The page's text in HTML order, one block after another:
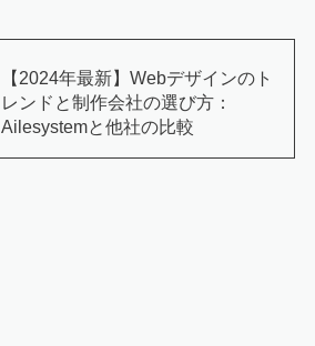
【2024年最新】Webデザインのト
レンドと制作会社の選び方：
Ailesystemと他社の比較